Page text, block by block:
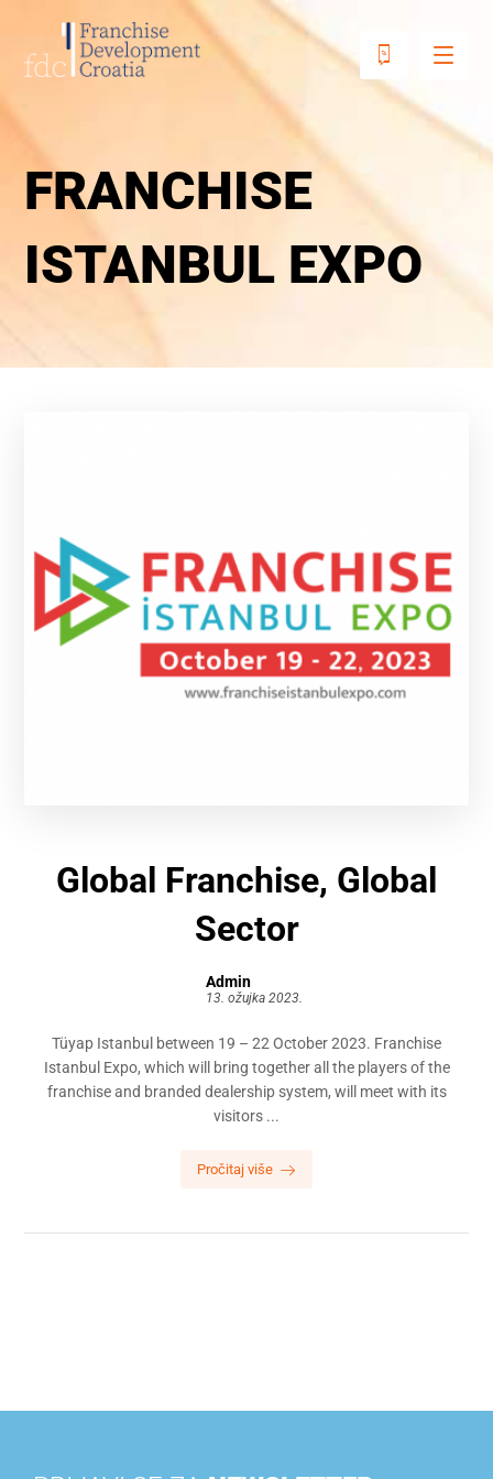
FRANCHISE
ISTANBUL EXPO
Global Franchise, Global
Sector
Admin
13. ožujka 2023.
Tüyap Istanbul between 19 – 22 October 2023. Franchise
Istanbul Expo, which will bring together all the players of the
franchise and branded dealership system, will meet with its
visitors ...
Pročitaj više